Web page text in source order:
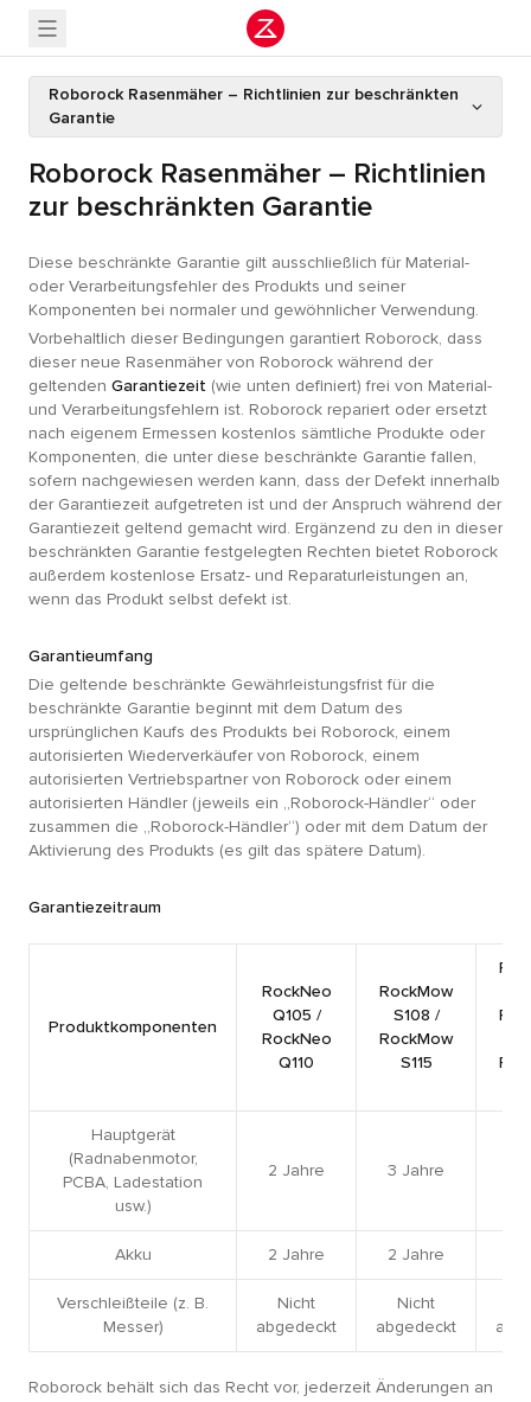
Roborock Rasenmäher – Richtlinien zur beschränkten
Garantie
Roborock Rasenmäher – Richtlinien
zur beschränkten Garantie
Diese beschränkte Garantie gilt ausschließlich für Material-
oder Verarbeitungsfehler des Produkts und seiner
Komponenten bei normaler und gewöhnlicher Verwendung.
Vorbehaltlich dieser Bedingungen garantiert Roborock, dass
dieser neue Rasenmäher von Roborock während der
geltenden Garantiezeit (wie unten definiert) frei von Material-
und Verarbeitungsfehlern ist. Roborock repariert oder ersetzt
nach eigenem Ermessen kostenlos sämtliche Produkte oder
Komponenten, die unter diese beschränkte Garantie fallen,
sofern nachgewiesen werden kann, dass der Defekt innerhalb
der Garantiezeit aufgetreten ist und der Anspruch während der
Garantiezeit geltend gemacht wird. Ergänzend zu den in dieser
beschränkten Garantie festgelegten Rechten bietet Roborock
außerdem kostenlose Ersatz- und Reparaturleistungen an,
wenn das Produkt selbst defekt ist.
Garantieumfang
Die geltende beschränkte Gewährleistungsfrist für die
beschränkte Garantie beginnt mit dem Datum des
ursprünglichen Kaufs des Produkts bei Roborock, einem
autorisierten Wiederverkäufer von Roborock, einem
autorisierten Vertriebspartner von Roborock oder einem
autorisierten Händler (jeweils ein „Roborock-Händler“ oder
zusammen die „Roborock-Händler“) oder mit dem Datum der
Aktivierung des Produkts (es gilt das spätere Datum).
Garantiezeitraum
Produktkomponenten
RockNeo
Q105 /
RockNeo
Q110
RockMow
S108 /
RockMow
S115
Hauptgerät
(Radnabenmotor,
PCBA, Ladestation
usw.)
2 Jahre 3 Jahre
Akku 2 Jahre 2 Jahre
Verschleißteile (z. B.
Messer)
Nicht
abgedeckt
Nicht
abgedeckt
Roborock behält sich das Recht vor, jederzeit Änderungen an